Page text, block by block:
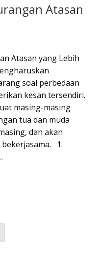
Atasan
Atasan yang Lebih
soal perbedaan
kesan tersendiri.
masing-masing
tua dan muda
dan akan
1.